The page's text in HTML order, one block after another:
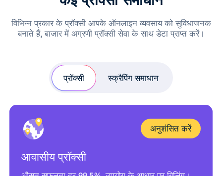
विभिन्न प्रकार के प्रॉक्सी आपके ऑनलाइन व्यवसाय को सुविधाजनक
बनाते हैं, बाजार में अग्रणी प्रॉक्सी सेवा के साथ डेटा प्राप्त करें।
प्रॉक्सी स्क्रैपिंग समाधान
अनुशंसित करें
आवासीय प्रॉक्सी